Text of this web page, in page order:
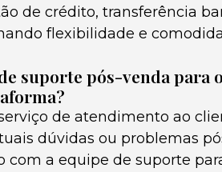
de crédito, transferência
flexibilidade e
suporte pós-venda para
de atendimento ao
dúvidas ou problemas
a equipe de suporte